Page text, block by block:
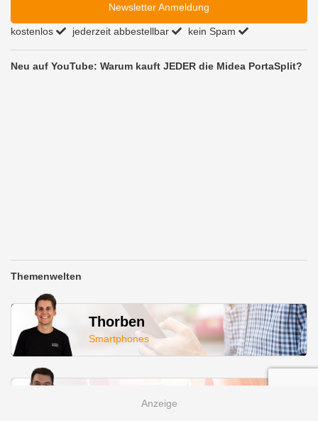
Newsletter Anmeldung
kostenlos jederzeit abbestellbar kein Spam
Neu auf YouTube: Warum kauft JEDER die Midea PortaSplit?
Themenwelten
Thorben
Smartphones